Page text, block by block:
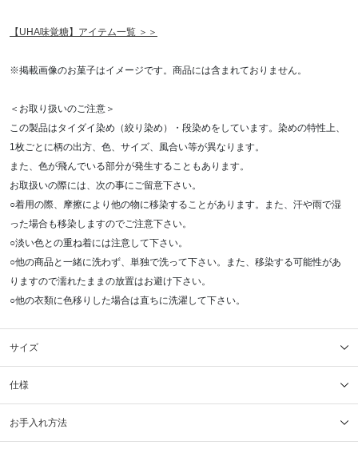
【UHA味覚糖】アイテム一覧 ＞＞
※掲載画像のお菓子はイメージです。商品には含まれておりません。
＜お取り扱いのご注意＞
この製品はタイダイ染め（絞り染め）・段染めをしています。染めの特性上、
1枚ごとに柄の出方、色、サイズ、風合い等が異なります。
また、色が飛んでいる部分が発生することもあります。
お取扱いの際には、次の事にご留意下さい。
○着用の際、摩擦により他の物に移染することがあります。また、汗や雨で湿
った場合も移染しますのでご注意下さい。
○淡い色との重ね着には注意して下さい。
○他の商品と一緒に洗わず、単独で洗って下さい。また、移染する可能性があ
りますので濡れたままの放置はお避け下さい。
○他の衣類に色移りした場合は直ちに洗濯して下さい。
サイズ
仕様
お手入れ方法